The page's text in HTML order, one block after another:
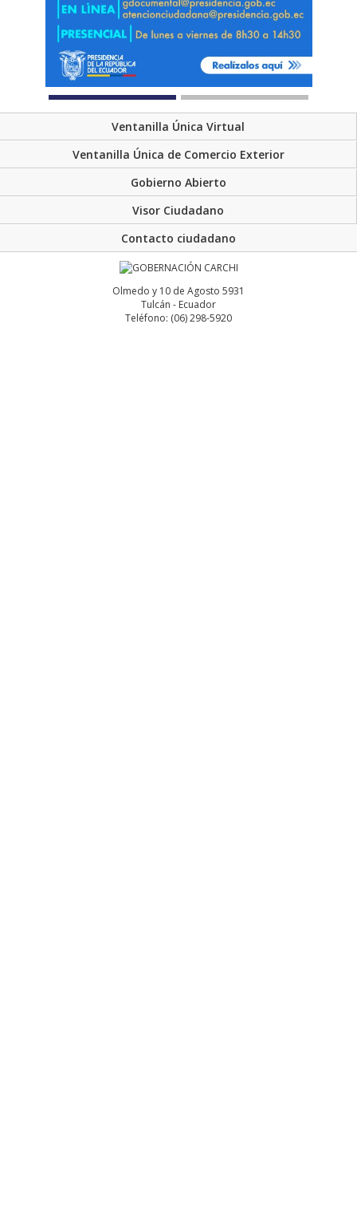
Ventanilla Única Virtual
Ventanilla Única de Comercio Exterior
Gobierno Abierto
Visor Ciudadano
Contacto ciudadano
Olmedo y 10 de Agosto 5931
Tulcán - Ecuador
Teléfono: (06) 298-5920